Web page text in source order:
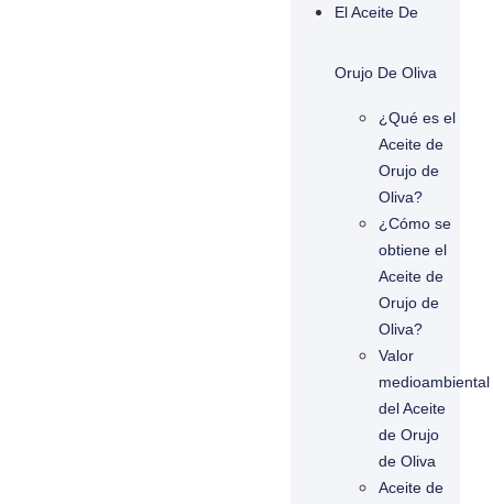
El Aceite De
Orujo De Oliva
¿Qué es el
Aceite de
Orujo de
Oliva?
¿Cómo se
obtiene el
Aceite de
Orujo de
Oliva?
Valor
medioambiental
del Aceite
de Orujo
de Oliva
Aceite de